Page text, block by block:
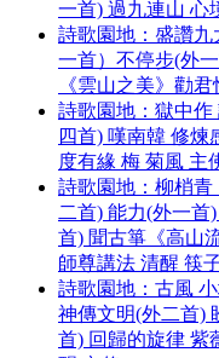
一首) 過九連山 心
詩歌園地：盛讚
一首）不停步(外
《雲山之美》勸君
詩歌園地：獄中作
四首) 嘆南韓 修煉
度有緣 梅 菊風 主
詩歌園地：柳梢
二首) 能力(外一首
首) 聞古箏《高山
師尊講法 清醒 筷
詩歌園地：古風
神傳文明(外二首)
首) 回歸的旋律 紫